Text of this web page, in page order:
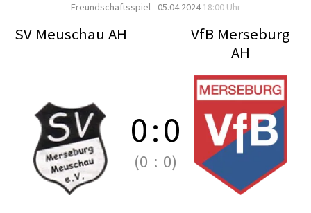
Freundschaftsspiel - 05.04.202418:00 Uhr
SV Meuschau AH
VfB Merseburg
AH
0:0
(0 : 0)